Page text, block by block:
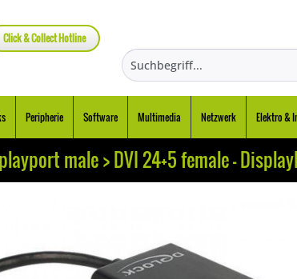
Click & Collect Hotline
Peripherie Software Multimedia Netzwerk Elektro &
male > DVI 24+5 female -